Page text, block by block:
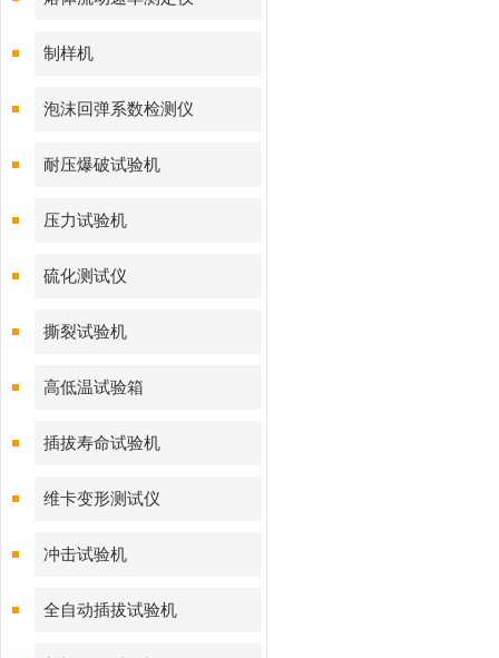
制样机
泡沫回弹系数检测仪
耐压爆破试验机
压力试验机
硫化测试仪
撕裂试验机
高低温试验箱
插拔寿命试验机
维卡变形测试仪
冲击试验机
全自动插拔试验机